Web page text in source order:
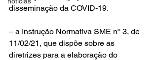
disseminação da COVID-19.
– a Instrução Normativa SME nº 3, de
11/02/21, que dispõe sobre as
diretrizes para a elaboração do